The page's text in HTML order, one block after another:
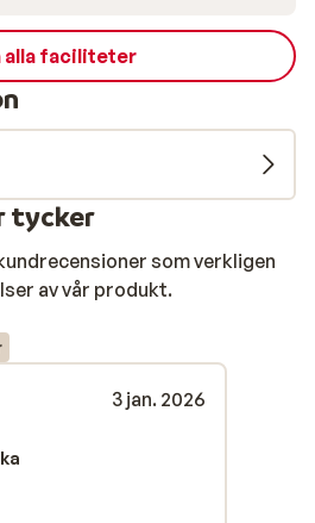
alla faciliteter
tycker
som verkligen
av vår produkt.
3 jan. 2026